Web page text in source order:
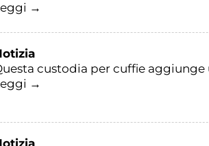
→
custodia per cuffie
→